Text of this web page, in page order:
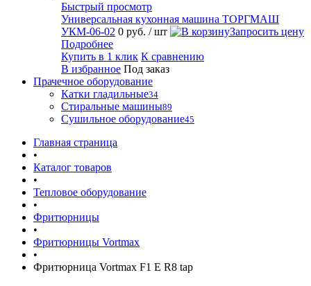
Быстрый просмотр
Универсальная кухонная машина ТОРГМАШ
УКМ-06-02 0 руб. / шт
Запросить цену
Подробнее
Купить в 1 клик К сравнению
В избранное Под заказ
Прачечное оборудование
Катки гладильные34
Стиральные машины89
Сушильное оборудование45
Главная страница
•
Каталог товаров
•
Тепловое оборудование
•
Фритюрницы
•
Фритюрницы Vortmax
•
Фритюрница Vortmax F1 Е R8 tap